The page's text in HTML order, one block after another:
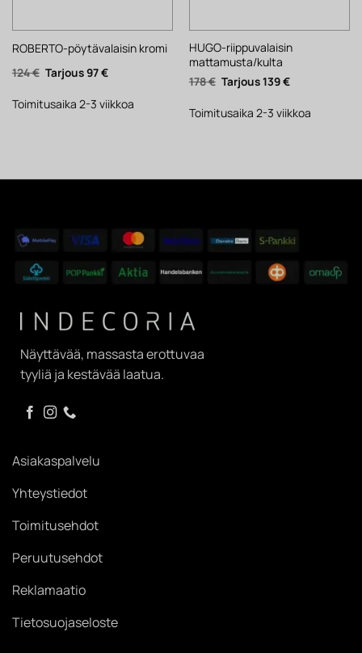
ROBERTO-pöytävalaisin kromi
124€ Alkuperäinen
hinta
124 €.
97€Nykyinen
97 €.
Toimitusaika 2-3 viikkoa
HUGO-riippuvalaisin
mattamusta/kulta
178€ Alkuperäinen
hinta
178 €.
139€Nykyinen
139 €.
Toimitusaika 2-3 viikkoa
Näyttävää, massasta erottuvaa
tyyliä ja kestävää laatua.
Asiakaspalvelu
Yhteystiedot
Toimitusehdot
Peruutusehdot
Reklamaatio
Tietosuojaseloste